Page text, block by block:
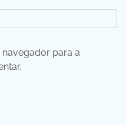
para a